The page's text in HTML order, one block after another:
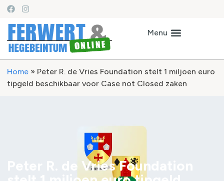
Home » Peter R. de Vries Foundation stelt 1 miljoen euro
tipgeld beschikbaar voor Case not Closed zaken
Peter R. de Vries Foundation